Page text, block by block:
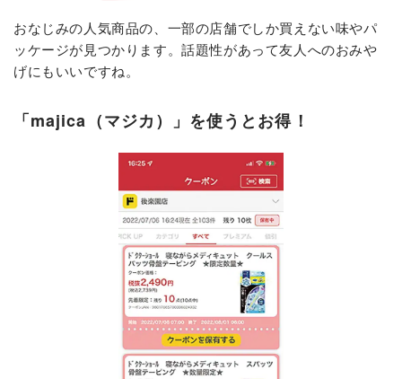
おなじみの人気商品の、一部の店舗でしか買えない味やパ
ッケージが見つかります。話題性があって友人へのおみや
げにもいいですね。
「majica（マジカ）」を使うとお得！